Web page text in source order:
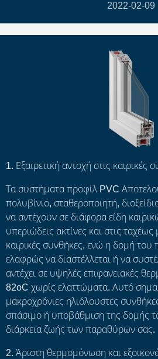
2022-02-09
1. Εξαιρετική αντοχή στις καιρικές
Τα συστήματα προφίλ PVC
πολυβίνιο, σταθεροποιητή,
να αντέχουν σε διάφορα είδη
υπεριώδεις ακτίνες και στις
καιρικές συνθήκες, ενώ η δομή του
ελαφρώς να διαστέλλεται ή να
αντέχει σε υψηλές επιφανειακές
82oC χωρίς ελαττώματα. Αυτό
μακροχρόνιες ηλιόλουστες
σπάσιμο ή υποβάθμιση της δομής
διάρκεια ζωής των παραθύρων σας.
2. Άριστη θερμομόνωση και